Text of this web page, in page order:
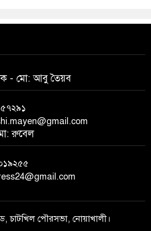
-‌ মো: আবু‌ তৈয়ব
রু‌বেল
চাটখিল পৌরসভা, নোয়াখালী।